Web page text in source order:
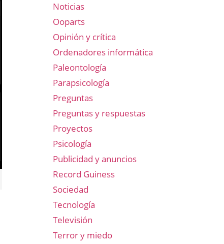
Noticias
Ooparts
Opinión y crítica
Ordenadores informática
Paleontología
Parapsicología
Preguntas
Preguntas y respuestas
Proyectos
Psicología
Publicidad y anuncios
Record Guiness
Sociedad
Tecnología
Televisión
Terror y miedo